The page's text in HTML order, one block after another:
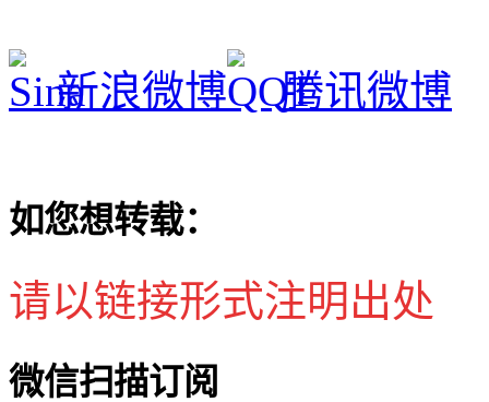
新浪微博 腾讯微博
如您想转载：
请以链接形式注明出处
微信扫描订阅